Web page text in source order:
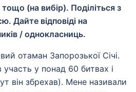
тощо (на вибір). Поділіться з
Дайте відповіді на
/ однокласниць.
отаман Запорозької Січі.
у понад 60 битвах і
він збрехав). Мене називали